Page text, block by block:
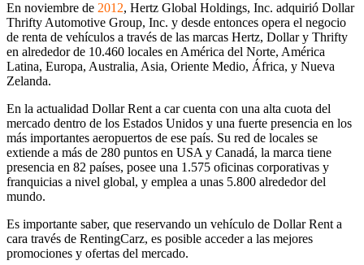
En noviembre de 2012, Hertz Global Holdings, Inc. adquirió Dollar
Thrifty Automotive Group, Inc. y desde entonces opera el negocio
de renta de vehículos a través de las marcas Hertz, Dollar y Thrifty
en alrededor de 10.460 locales en América del Norte, América
Latina, Europa, Australia, Asia, Oriente Medio, África, y Nueva
Zelanda.
En la actualidad Dollar Rent a car cuenta con una alta cuota del
mercado dentro de los Estados Unidos y una fuerte presencia en los
más importantes aeropuertos de ese país. Su red de locales se
extiende a más de 280 puntos en USA y Canadá, la marca tiene
presencia en 82 países, posee una 1.575 oficinas corporativas y
franquicias a nivel global, y emplea a unas 5.800 alrededor del
mundo.
Es importante saber, que reservando un vehículo de Dollar Rent a
cara través de RentingCarz, es posible acceder a las mejores
promociones y ofertas del mercado.